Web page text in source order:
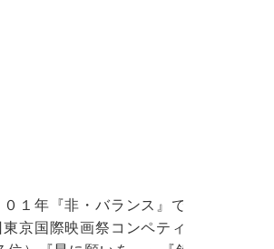
１年『非・バランス』で長編監
京国際映画祭コンペティション